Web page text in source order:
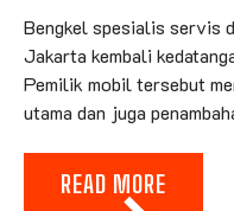
Bengkel spesialis servis
Jakarta kembali
Pemilik mobil tersebut
utama dan juga
READ MORE